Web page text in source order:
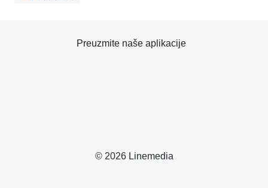
© 2026 Linemedia
Preuzmite naše aplikacije